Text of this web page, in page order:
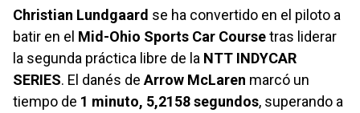
Christian Lundgaard se ha convertido en el piloto a
batir en el Mid-Ohio Sports Car Coursetras liderar
la segunda práctica libre de la NTT INDYCAR
SERIES. El danés de Arrow McLaren marcó un
tiempo de 1 minuto, 5,2158 segundos, superando a